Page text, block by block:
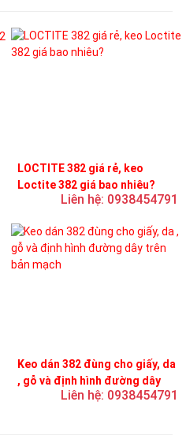
LOCTITE 382 giá rẻ, keo
Loctite 382 giá bao nhiêu?
Liên hệ: 0938454791
Keo dán 382 đùng cho giấy, da
, gỗ và định hình đường dây
trên bản mạchLiên hệ: 0938454791